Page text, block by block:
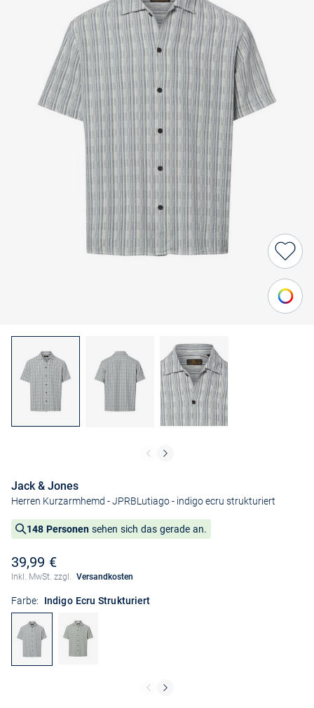
Jack & Jones
Herren Kurzarmhemd - JPRBLutiago- indigo ecru strukturiert
148 Personen sehen sich das gerade an.
39,99 €
Inkl. MwSt. zzgl. Versandkosten
Farbe: Indigo Ecru Strukturiert